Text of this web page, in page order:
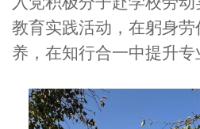
教育实践活动，在躬身
养，在知行合一中提升专